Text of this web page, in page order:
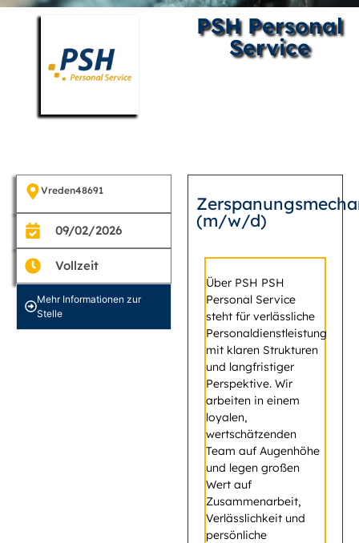
PSH Personal
Service
Vreden48691
09/02/2026
Vollzeit
Mehr Informationen zur
Stelle
(m/w/d)
Über PSH PSH
Personal Service
steht für verlässliche
Personaldienstleistung
mit klaren Strukturen
und langfristiger
Perspektive. Wir
arbeiten in einem
loyalen,
wertschätzenden
Team auf Augenhöhe
und legen großen
Wert auf
Zusammenarbeit,
Verlässlichkeit und
persönliche